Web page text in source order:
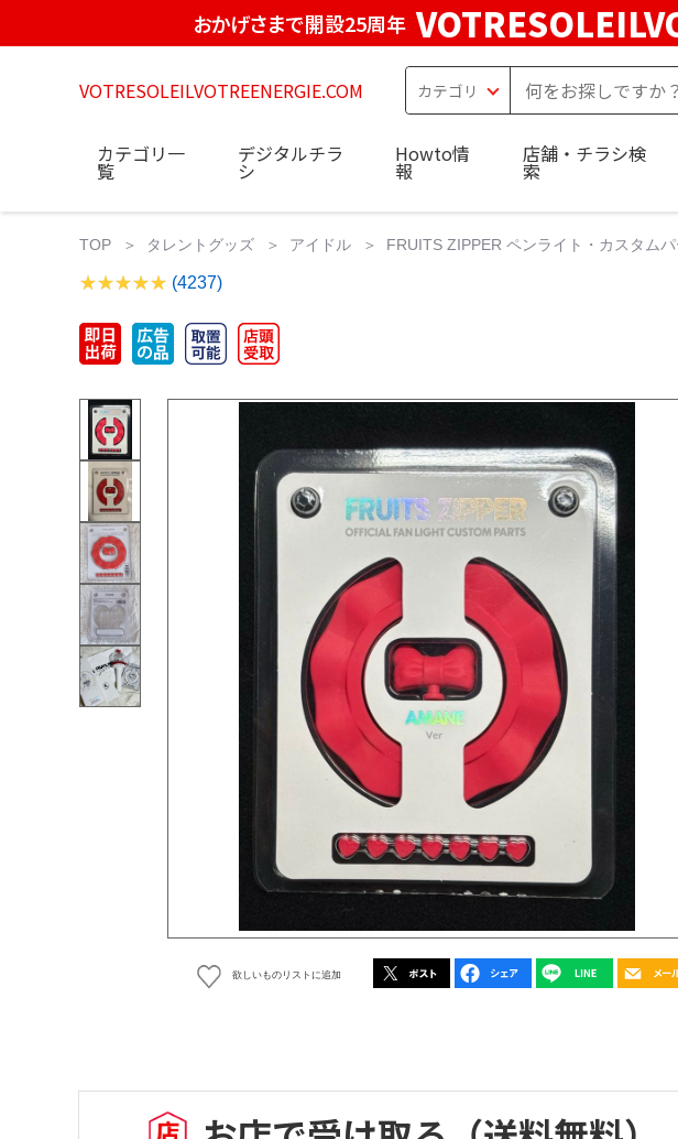
おかげさまで開設25周年
VOTRESOLEILVOTREENERGIE.COM
カテゴリ一
覧
デジタルチラ
シ
Howto情
報
店舗・チラシ検
索
TOP タレントグッズ アイドル FRUITS ZIPPER ペンライト・カスタム
(4237)
欲しいものリストに追加